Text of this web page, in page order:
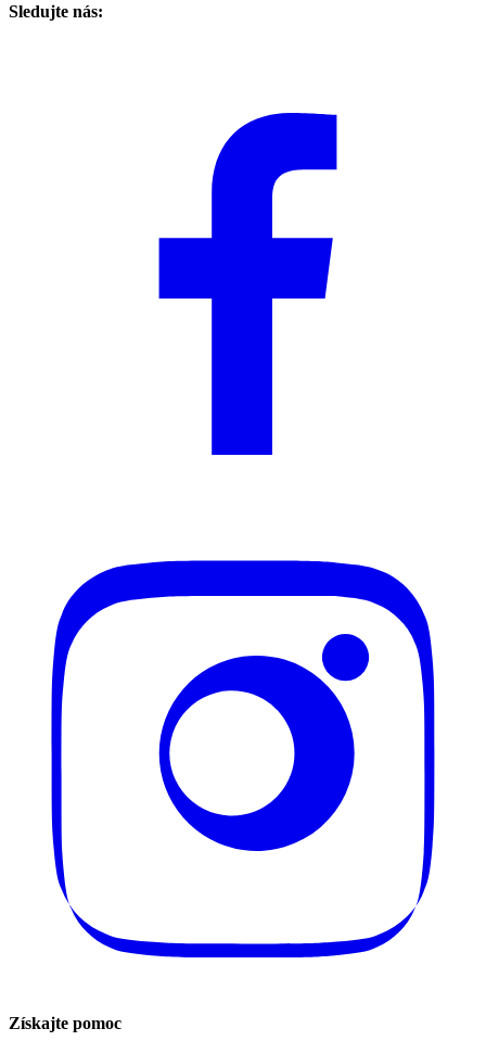
Sledujte nás:
Získajte pomoc